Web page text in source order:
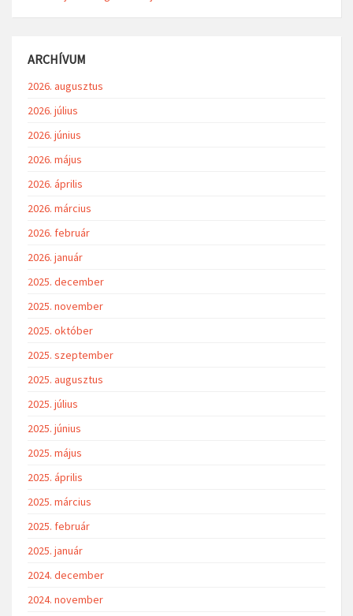
ARCHÍVUM
2026. augusztus
2026. július
2026. június
2026. május
2026. április
2026. március
2026. február
2026. január
2025. december
2025. november
2025. október
2025. szeptember
2025. augusztus
2025. július
2025. június
2025. május
2025. április
2025. március
2025. február
2025. január
2024. december
2024. november